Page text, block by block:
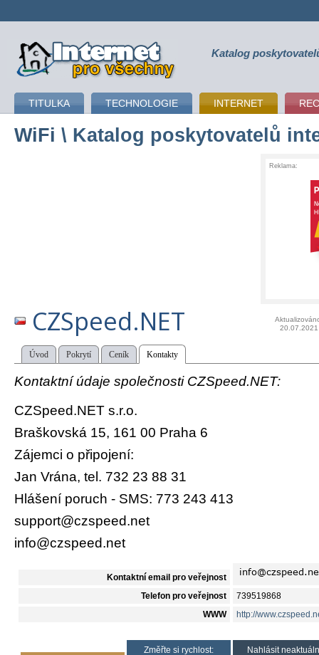
připojení k internetu Katalog
TITULKA TECHNOLOGIE INTERNET
WiFi \ Katalog poskytovatelů
Reklama:
CZSpeed.NET
20.07.2021
Úvod Pokrytí Ceník Kontakty
Kontaktní údaje společnosti CZSpeed.NET:
CZSpeed.NET s.r.o.
Braškovská 15, 161 00 Praha 6
Zájemci o připojení:
Jan Vrána, tel. 732 23 88 31
Hlášení poruch - SMS: 773 243 413
support@czspeed.net
info@czspeed.net
Kontaktní email pro veřejnost
Telefon pro veřejnost 739519868
WWW http://
Změřte si rychlost:
Nahlásit